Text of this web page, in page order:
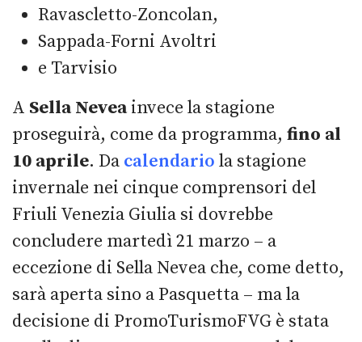
Ravascletto-Zoncolan,
Sappada-Forni Avoltri
e Tarvisio
A Sella Neveainvece la stagione
proseguirà, come da programma, fino al
10 aprile. Da calendario la stagione
invernale nei cinque comprensori del
Friuli Venezia Giulia si dovrebbe
concludere martedì 21 marzo – a
eccezione di Sella Nevea che, come detto,
sarà aperta sino a Pasquetta – ma la
decisione di PromoTurismoFVG è stata